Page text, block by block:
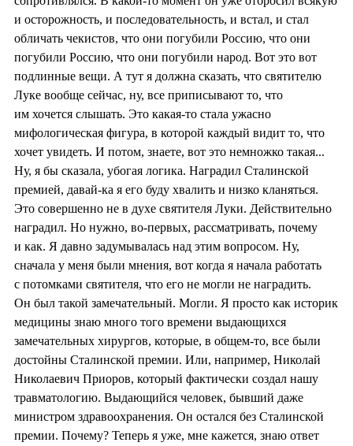
и осторожность, и последовательность, и встал, и стал
обличать чекистов, что они погубили Россию, что они
погубили Россию, что они погубили народ. Вот это вот
подлинные вещи. А тут я должна сказать, что святителю
Луке вообще сейчас, ну, все приписывают то, что
им хочется слышать. Это какая-то стала ужасно
мифологическая фигура, в которой каждый видит то, что
хочет увидеть. И потом, знаете, вот это немножко такая...
Ну, я бы сказала, убогая логика. Наградил Сталинской
премией, давай-ка я его буду хвалить и низко кланяться.
Это совершенно не в духе святителя Луки. Действительно
наградил. Но нужно, во-первых, рассматривать, почему
и как. Я давно задумывалась над этим вопросом. Ну,
сначала у меня были мнения, вот когда я начала работать
с потомками святителя, что его не могли не наградить.
Он был такой замечательный. Могли. Я просто как историк
медицины знаю много того времени выдающихся
замечательных хирургов, которые, в общем-то, все были
достойны Сталинской премии. Или, например, Николай
Николаевич Приоров, который фактически создал нашу
травматологию. Выдающийся человек, бывший даже
министром здравоохранения. Он остался без Сталинской
премии. Почему? Теперь я уже, мне кажется, знаю ответ